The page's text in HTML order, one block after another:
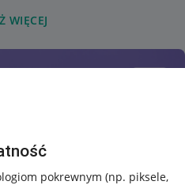
pokrewnym (np. piksele,
WIĘCEJ